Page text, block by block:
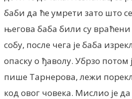
баби да ће умрети зато што
његова баба били су
собу, после чега је баба
опаску о ђаволу. Убрзо потом
пише Тарнерова, лежи
код овог човека. Мислио је